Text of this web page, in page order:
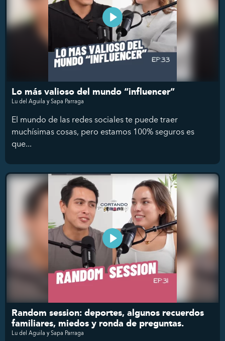
Lo más valioso del mundo “influencer”
Lu del Aguila y Sapa Parraga
El mundo de las redes sociales te puede traer
muchísimas cosas, pero estamos 100% seguros es
que...
Random session: deportes, algunos recuerdos
familiares, miedos y ronda de preguntas.
Lu del Aguila y Sapa Parraga